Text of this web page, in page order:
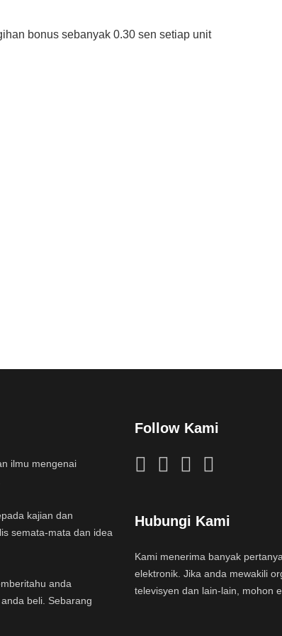
bonus sebanyak 0.30 sen setiap unit
ilmu mengenai
kajian dan
semata-mata dan idea
anda
beli. Sebarang
Follow Kami
Hubungi Kami
Kami menerima banyak
elektronik. Jika anda mewakili
televisyen dan lain-lain, mohon
Syarikat Yang Beri Dividen